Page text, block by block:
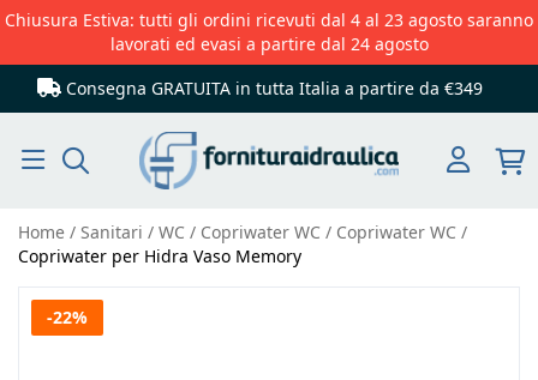
Chiusura Estiva: tutti gli ordini ricevuti dal 4 al 23 agosto saranno
lavorati ed evasi a partire dal 24 agosto
Consegna GRATUITA in tutta Italia a partire da €349
Home Sanitari WC Copriwater WC
Copriwater WC
Copriwater per Hidra Vaso Memory
Vai
-22%